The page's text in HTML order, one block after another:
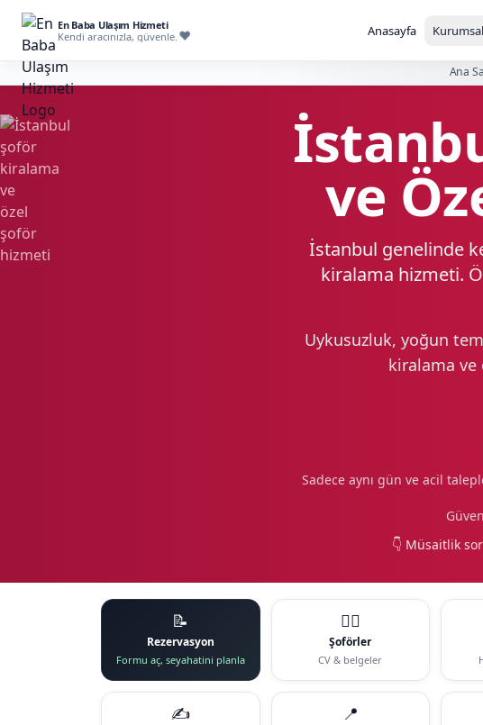
En Baba Ulaşım Hizmeti
Kendi aracınızla, güvenle.
Anasayfa Kurumsal
Ana
ve
İstanbul genelinde
kiralama hizmeti.
Uykusuzluk, yoğun
kiralama ve
Sadece aynı gün ve acil
👇 Müsaitlik
📝
Rezervasyon
Formu aç, seyahatini planla
🧑‍✈️
Şoförler
CV & belgeler
✍️ 📍